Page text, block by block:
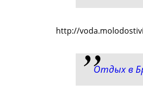
http://
Отдых в